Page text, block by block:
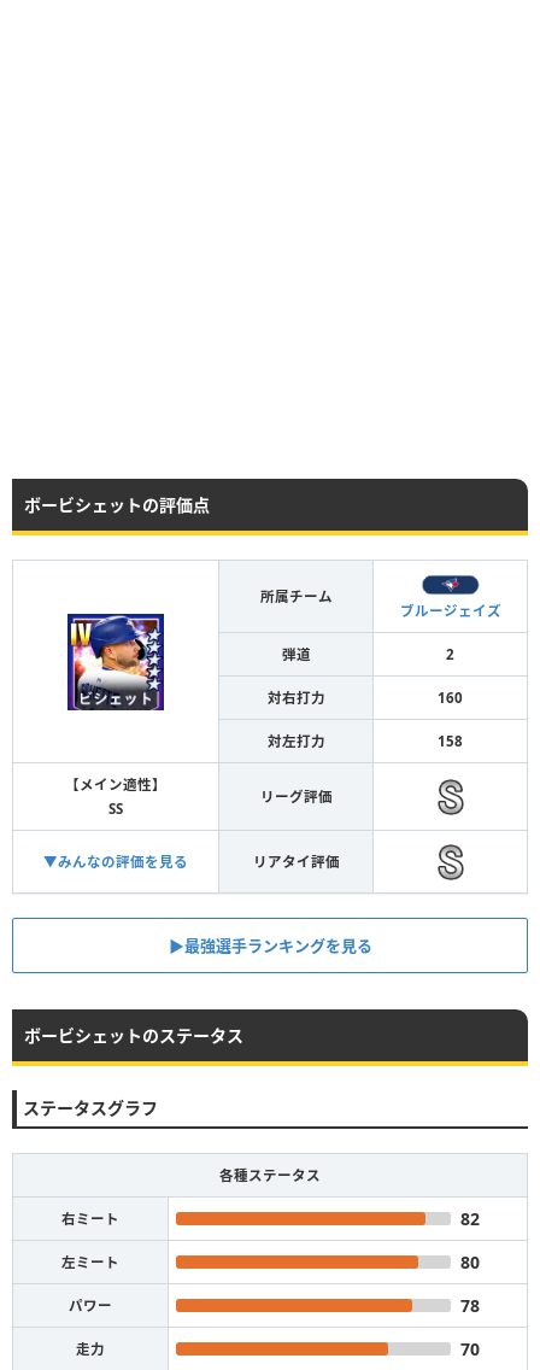
ボービシェットの評価点
所属チーム
ブルージェイズ
弾道 2
対右打力 160
対左打力 158
【メイン適性】
SS
リーグ評価
▼みんなの評価を見る リアタイ評価
▶︎最強選手ランキングを見る
ボービシェットのステータス
ステータスグラフ
各種ステータス
右ミート 82
左ミート 80
パワー 78
走力 70